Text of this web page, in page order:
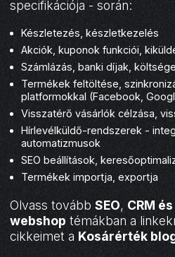
specifikációja - során:
Készletezés, készletkezelés
Akciók, kuponok funkciói,
Számlázás, banki díjak,
Termékek feltöltése,
platformokkal (Facebook,
Visszatérő vásárlók célzása,
Hírlevélküldő-rendszerek -
automatizmusok
SEO beállítások,
Termékek importja, exportja
Olvass továbbSEO, CRM
webshop témákban a
cikkeimet a Kosárérték